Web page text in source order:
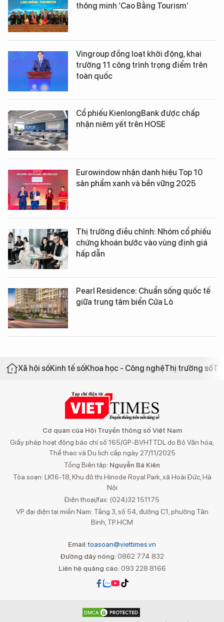
thông minh ‘Cao Bằng Tourism’
Vingroup đồng loạt khởi động, khai
trường 11 công trình trọng điểm trên
toàn quốc
Cổ phiếu KienlongBank được chấp
nhận niêm yết trên HOSE
Eurowindow nhận danh hiệu Top 10
sản phẩm xanh và bền vững 2025
Thị trường điều chỉnh: Nhóm cổ phiếu
chứng khoán bước vào vùng định giá
hấp dẫn
Pearl Residence: Chuẩn sống quốc tế
giữa trung tâm biển Cửa Lò
Xã hội sốKinh tế sốKhoa học - Công nghệThị trường số
Cơ quan của Hội Truyền thông số Việt Nam
Giấy phép hoạt động báo chí số 165/GP-BVHTTDL do Bộ Văn hóa,
Thể thao và Du lịch cấp ngày 27/11/2025
Tổng Biên tập: Nguyễn Bá Kiên
Tòa soạn: LK16-18, Khu đô thị Hinode Royal Park, xã Hoài Đức, Hà
Nội
Điện thoại/fax: (024)32 151175
VP đại diện tại miền Nam: Tầng 3, số 54, đường C1, phường Tân
Bình, TP.HCM
Email:toasoan@viettimes.vn
Đường dây nóng: 0862 774 832
Liên hệ quảng cáo:093 228 8166